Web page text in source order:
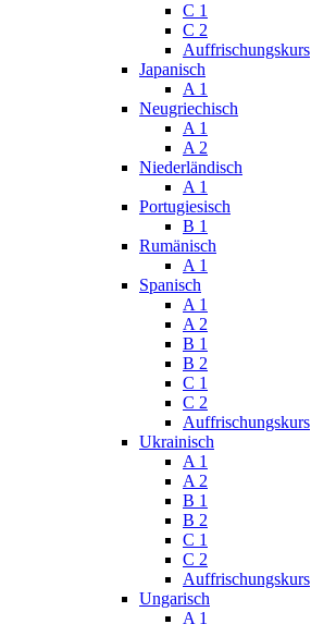
C 1
C 2
Auffrischungskurs
Japanisch
A 1
Neugriechisch
A 1
A 2
Niederländisch
A 1
Portugiesisch
B 1
Rumänisch
A 1
Spanisch
A 1
A 2
B 1
B 2
C 1
C 2
Auffrischungskurs
Ukrainisch
A 1
A 2
B 1
B 2
C 1
C 2
Auffrischungskurs
Ungarisch
A 1